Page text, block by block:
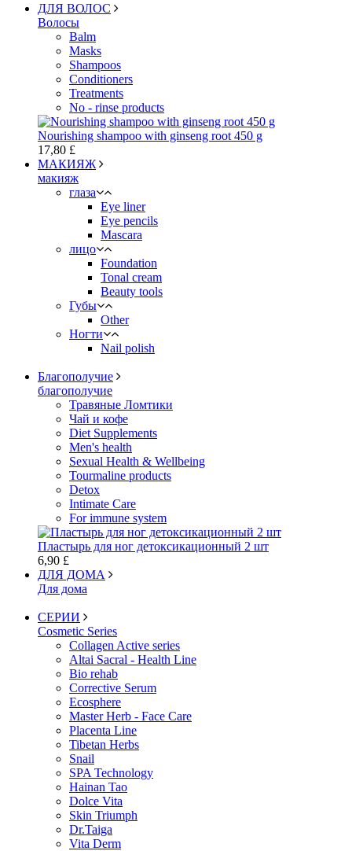
ДЛЯ ВОЛОС
Волосы
Balm
Masks
Shampoos
Conditioners
Treatments
No - rinse products
Nourishing shampoo with ginseng root 450 g
17,80 £
МАКИЯЖ
макияж
глаза
Eye liner
Eye pencils
Mascara
лицо
Foundation
Tonal cream
Beauty tools
Губы
Other
Ногти
Nail polish
Благополучие
благополучие
Травяные Ломтики
Чай и кофе
Diet Supplements
Men's health
Sexual Health & Wellbeing
Tourmaline products
Detox
Intimate Care
For immune system
Пластырь для ног детоксикационный 2 шт
6,90 £
ДЛЯ ДОМА
Для дома
СЕРИИ
Cosmetic Series
Collagen Active series
Altai Sacral - Health Line
Bio rehab
Corrective Serum
Ecosphere
Master Herb - Face Care
Placenta Line
Tibetan Herbs
Snail
SPA Technology
Hainan Tao
Dolce Vita
Skin Triumph
Dr.Taiga
Vita Derm